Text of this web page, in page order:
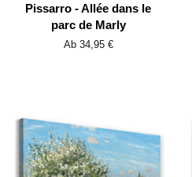
Pissarro - Allée dans le
parc de Marly
Ab 34,95 €